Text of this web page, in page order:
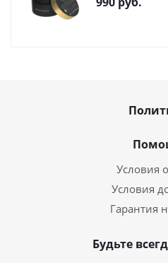
Условия
Условия
Гарантия
Будьте